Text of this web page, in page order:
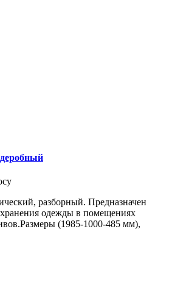
разборный. Предназначен
хранения одежды в помещениях
(1985-1000-485 мм),